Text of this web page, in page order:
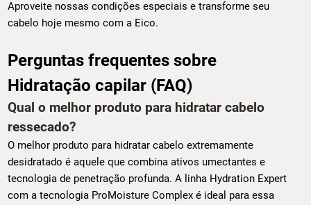
Aproveite nossas condições especiais e transforme seu
cabelo hoje mesmo com a Eico.
Perguntas frequentes sobre
Hidratação capilar (FAQ)
Qual o melhor produto para hidratar cabelo
ressecado?
O melhor produto para hidratar cabelo extremamente
desidratado é aquele que combina ativos umectantes e
tecnologia de penetração profunda. A linha Hydration Expert
com a tecnologia ProMoisture Complex é ideal para essa